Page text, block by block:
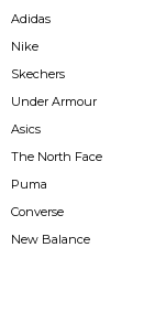
Adidas
Nike
Skechers
Under Armour
Asics
The North Face
Puma
Converse
New Balance